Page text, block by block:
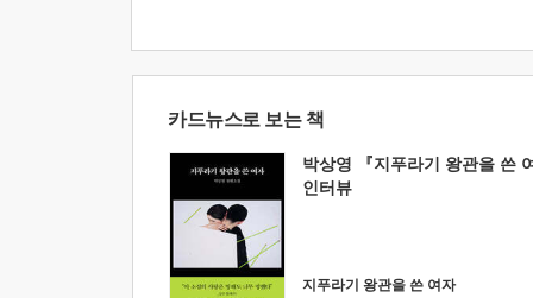
카드뉴스로 보는 책
박상영 『지푸라기 왕관을 쓴
인터뷰
지푸라기 왕관을 쓴 여자